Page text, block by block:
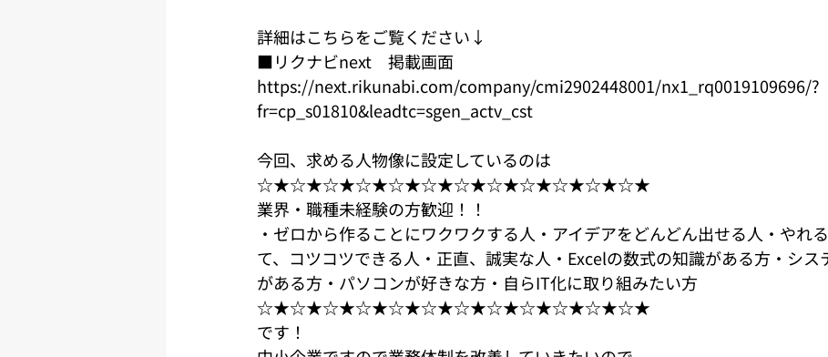
詳細はこちらをご覧ください↓
■リクナビnext　掲載画面
https://next.rikunabi.com/company/cmi2902448001/nx1_rq0019109696/?
fr=cp_s01810&leadtc=sgen_actv_cst
今回、求める人物像に設定しているのは
☆★☆★☆★☆★☆★☆★☆★☆★☆★☆★☆★☆★
業界・職種未経験の方歓迎！！
・ゼロから作ることにワクワクする人・アイデアをどんどん出せる人・やれ
て、コツコツできる人・正直、誠実な人・Excelの数式の知識がある方・シス
がある方・パソコンが好きな方・自らIT化に取り組みたい方
☆★☆★☆★☆★☆★☆★☆★☆★☆★☆★☆★☆★
です！